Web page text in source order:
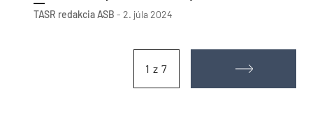
TASR redakcia ASB - 2. júla 2024
1 z 7